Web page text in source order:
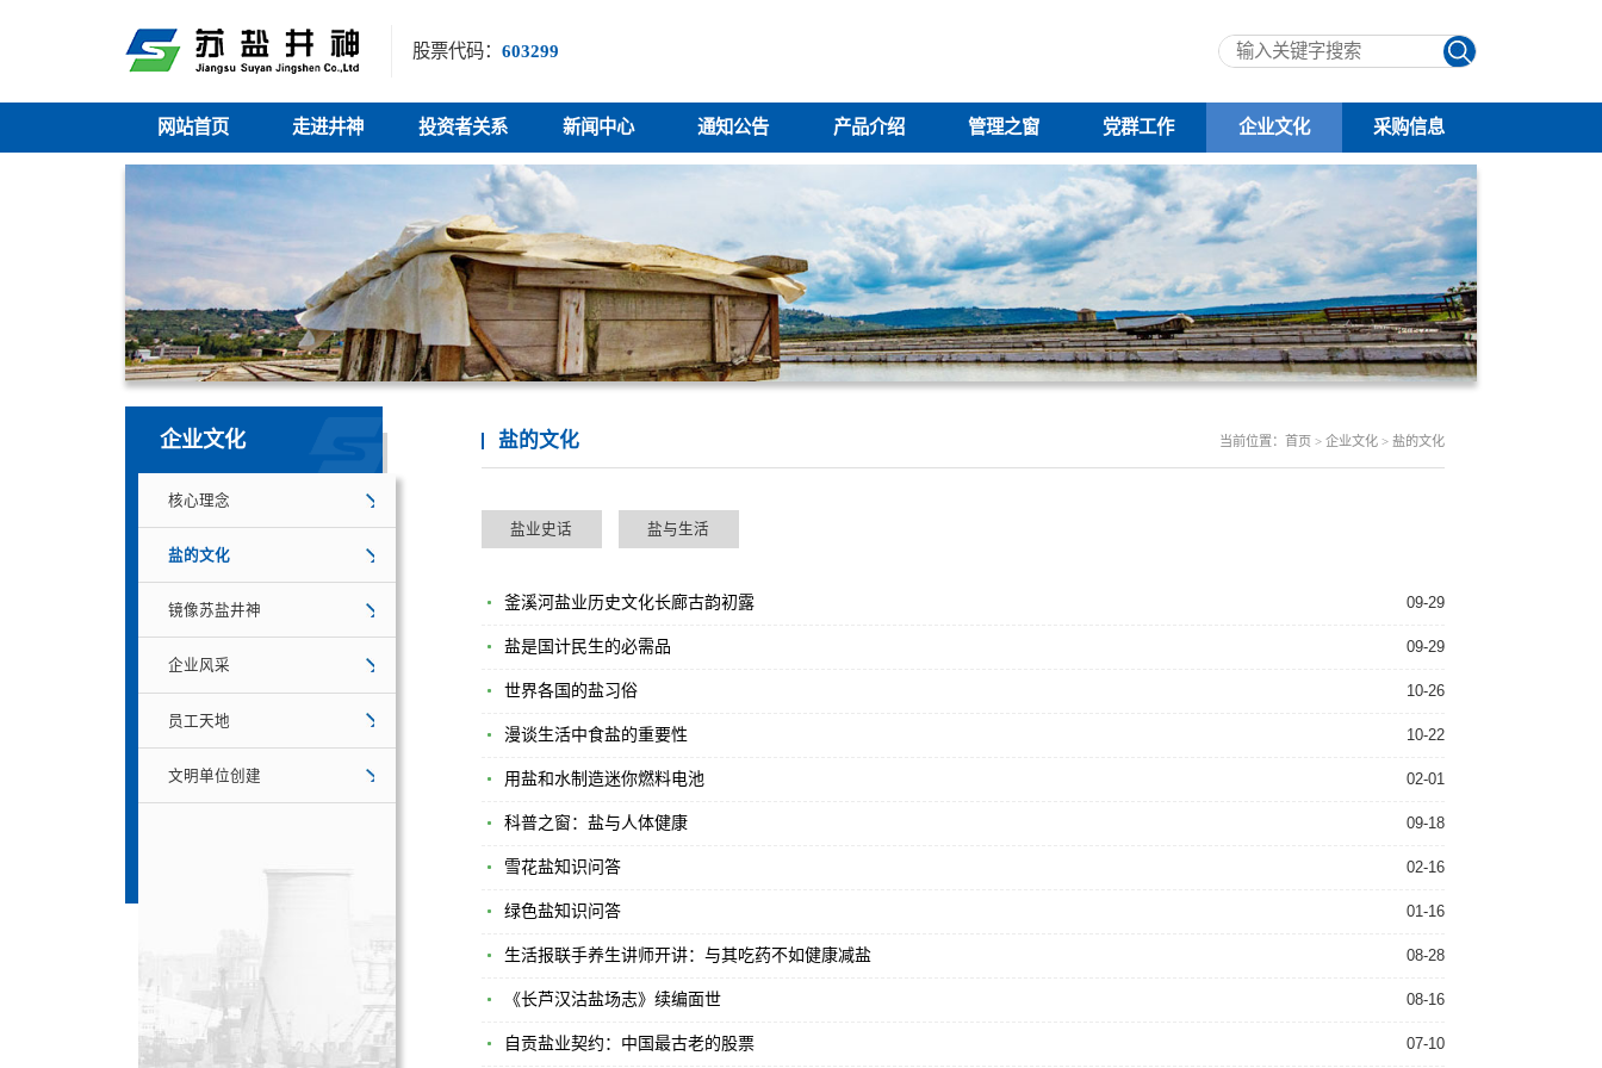
股票代码：603299
网站首页 走进井神 投资者关系 新闻中心 通知公告 产品介绍 管理之窗 党群工作 企业文化 采购信息
企业文化
核心理念
盐的文化
镜像苏盐井神
企业风采
员工天地
文明单位创建
盐的文化 当前位置：首页 > 企业文化 > 盐的文化
盐业史话 盐与生活
釜溪河盐业历史文化长廊古韵初露 09-29
盐是国计民生的必需品 09-29
世界各国的盐习俗 10-26
漫谈生活中食盐的重要性 10-22
用盐和水制造迷你燃料电池 02-01
科普之窗：盐与人体健康 09-18
雪花盐知识问答 02-16
绿色盐知识问答 01-16
生活报联手养生讲师开讲：与其吃药不如健康减盐 08-28
《长芦汉沽盐场志》续编面世 08-16
自贡盐业契约：中国最古老的股票 07-10